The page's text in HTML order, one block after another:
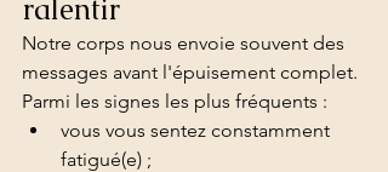
ralentir
Notre corps nous envoie souvent des
messages avant l'épuisement complet.
Parmi les signes les plus fréquents :
vous vous sentez constamment
fatigué(e) ;